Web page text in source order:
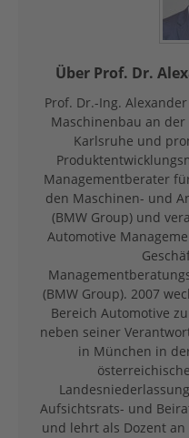
Über Prof. Dr.
Prof. Dr.-Ing.
Maschinenbau an
Karlsruhe und
Managementberater
den Maschinen- und
(BMW Group) und
Automotive
(BMW Group). 2007
Bereich Automotive
neben seiner
in München in
Aufsichtsrats- und
und lehrt als Dozent